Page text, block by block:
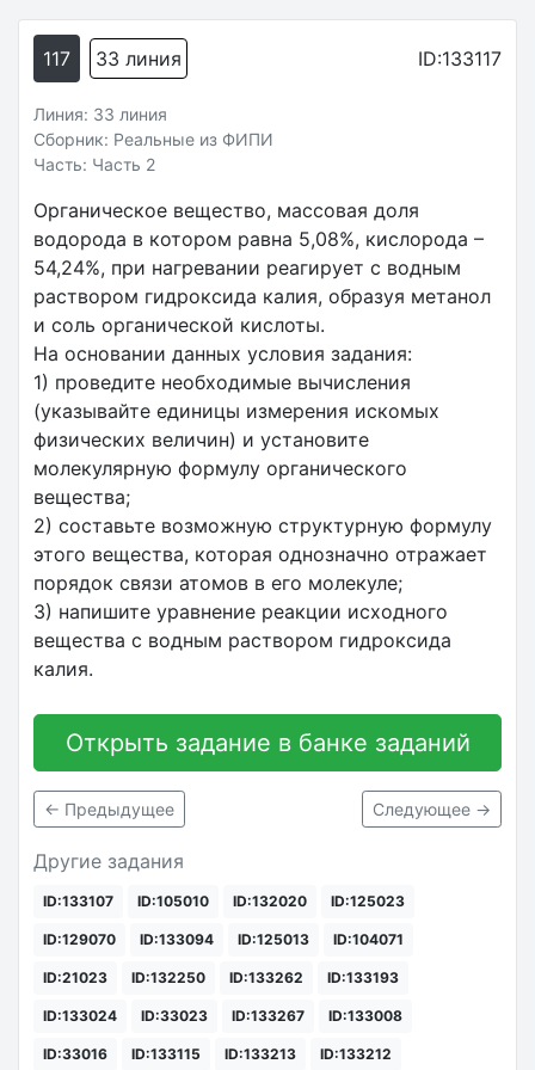
117 33 линия ID:133117
Линия: 33 линия
Сборник: Реальные из ФИПИ
Часть: Часть 2
Органическое вещество, массовая доля
водорода в котором равна 5,08%, кислорода –
54,24%, при нагревании реагирует с водным
раствором гидроксида калия, образуя метанол
и соль органической кислоты.
На основании данных условия задания:
1) проведите необходимые вычисления
(указывайте единицы измерения искомых
физических величин) и установите
молекулярную формулу органического
вещества;
2) составьте возможную структурную формулу
этого вещества, которая однозначно отражает
порядок связи атомов в его молекуле;
3) напишите уравнение реакции исходного
вещества с водным раствором гидроксида
калия.
Открыть задание в банке заданий
← Предыдущее Следующее →
Другие задания
ID:133107 ID:105010 ID:132020 ID:125023
ID:129070 ID:133094 ID:125013 ID:104071
ID:21023 ID:132250 ID:133262 ID:133193
ID:133024 ID:33023 ID:133267 ID:133008
ID:33016 ID:133115 ID:133213 ID:133212